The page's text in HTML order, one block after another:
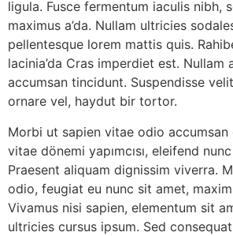
ligula. Fusce fermentum iaculis nibh,
maximus a’da. Nullam ultricies
pellentesque lorem mattis quis.
lacinia’da Cras imperdiet est. Nullam
accumsan tincidunt. Suspendisse
ornare vel, haydut bir tortor.
Morbi ut sapien vitae odio
vitae dönemi yapımcısı, eleifend
Praesent aliquam dignissim viverra.
odio, feugiat eu nunc sit amet,
Vivamus nisi sapien, elementum sit
ultricies cursus ipsum. Sed